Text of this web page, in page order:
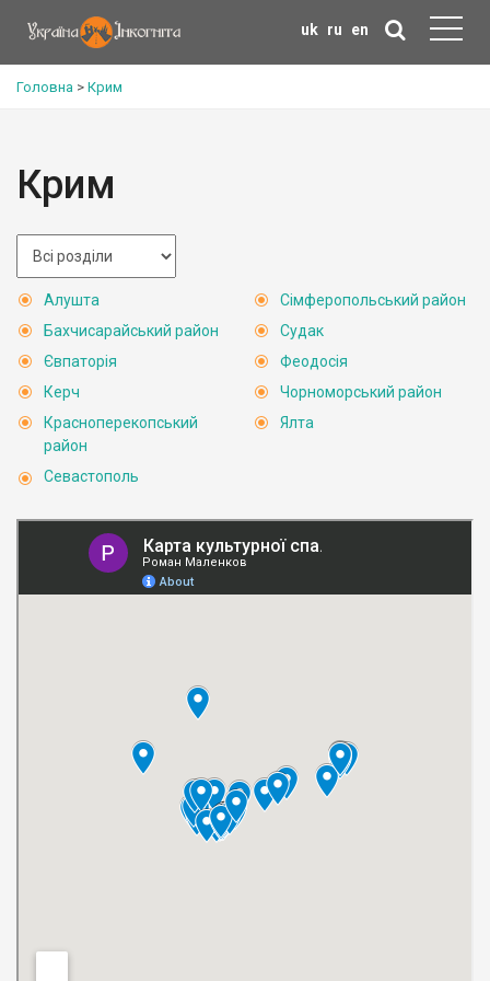
uk ru en
Головна > Крим
Крим
Алушта
Бахчисарайський район
Євпаторія
Керч
Красноперекопський
район
Севастополь
Сімферопольський район
Судак
Феодосія
Чорноморський район
Ялта